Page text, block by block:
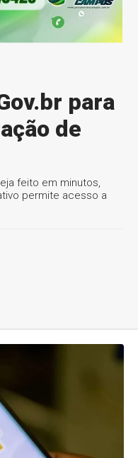
para
de
feito em minutos,
permite acesso a